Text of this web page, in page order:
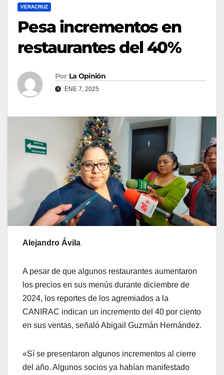
VERACRUZ
Pesa incrementos en
restaurantes del 40%
Por La Opinión
ENE 7, 2025
Alejandro Ávila
A pesar de que algunos restaurantes aumentaron
los precios en sus menús durante diciembre de
2024, los reportes de los agremiados a la
CANIRAC indican un incremento del 40 por ciento
en sus ventas, señaló Abigail Guzmán Hernández.
«Sí se presentaron algunos incrementos al cierre
del año. Algunos socios ya habían manifestado